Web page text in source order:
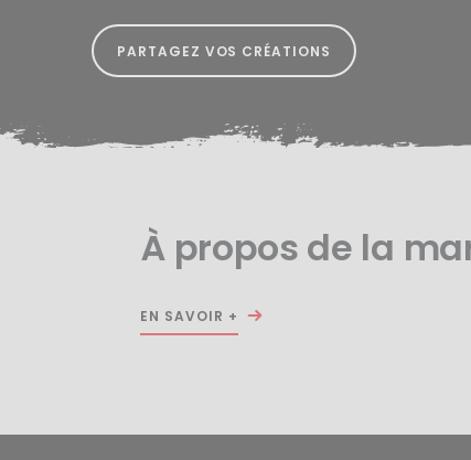
PARTAGEZ VOS CRÉATIONS
À propos de la
EN SAVOIR +